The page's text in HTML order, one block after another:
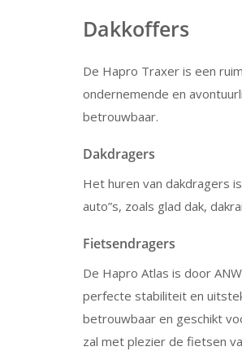
Dakkoffers
De Hapro Traxer is een
ondernemende en
betrouwbaar.
Dakdragers
Het huren van dakdragers
auto”s, zoals glad dak,
Fietsendragers
De Hapro Atlas is door
perfecte stabiliteit en
betrouwbaar en geschikt
zal met plezier de fietsen